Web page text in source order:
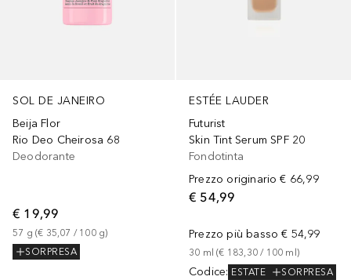
SOL DE JANEIRO
Beija Flor
Rio Deo Cheirosa 68
Deodorante
€ 19,99
57 g (€ 35,07 / 100 g)
SORPRESA
ESTÉE LAUDER
Futurist
Skin Tint Serum SPF 20
Fondotinta
Prezzo originario € 66,99
€ 54,99
Prezzo più basso € 54,99
30 ml (€ 183,30 / 100 ml )
Codice: ESTATE SORPRESA